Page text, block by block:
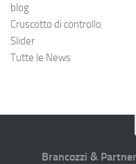
blog
Cruscotto di controllo
Slider
Tutte le News
Brancozzi &